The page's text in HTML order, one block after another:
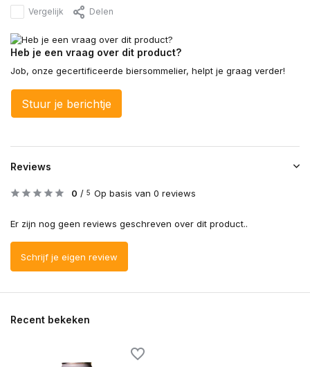
Vergelijk Delen
Heb je een vraag over dit product?
Job, onze gecertificeerde biersommelier, helpt je graag verder!
Stuur je berichtje
Reviews
0 / 5 Op basis van 0 reviews
Er zijn nog geen reviews geschreven over dit product..
Schrijf je eigen review
Recent bekeken